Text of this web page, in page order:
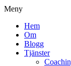
Meny
Hem
Om
Blogg
Tjänster